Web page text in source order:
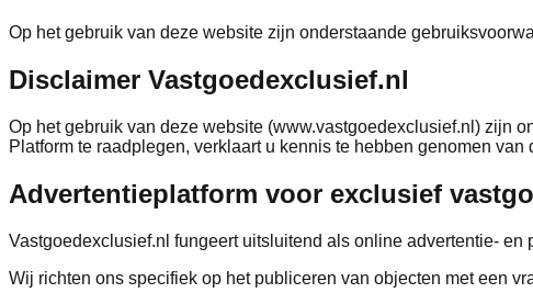
Op het gebruik van deze website zijn onderstaande
Disclaimer Vastgoedexclusief.nl
Op het gebruik van deze website (www.vastgoedexclusief.nl) zijn
Platform te raadplegen, verklaart u kennis te hebben genomen
Advertentieplatform voor exclusief
Vastgoedexclusief.nl fungeert uitsluitend als online advertentie-
Wij richten ons specifiek op het publiceren van objecten met een